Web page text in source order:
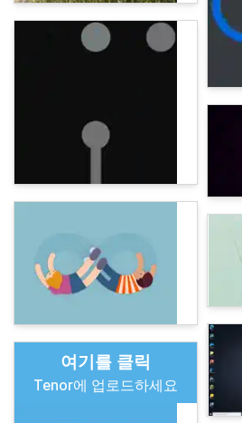
여기를 클릭
Tenor에 업로드하세요